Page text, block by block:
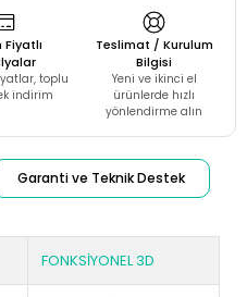
Fiyatlı
toplu
indirim
Teslimat / Kurulum
Bilgisi
Yeni ve ikinci el
ürünlerde hızlı
yönlendirme alın
Garanti ve Teknik Destek
FONKSİYONEL 3D